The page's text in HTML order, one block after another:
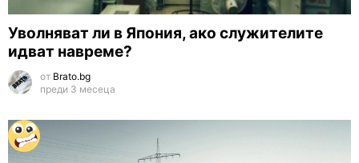
Уволняват ли в Япония, ако служителите
идват навреме?
от Brato.bg
преди 3 месеца